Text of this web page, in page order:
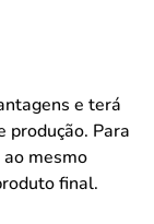
e terá
produção. Para
mesmo
final.